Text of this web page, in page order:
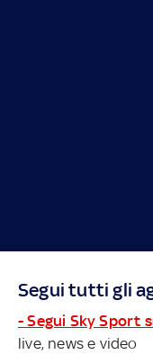
Segui tutti gli
- Segui Sky Sport
live, news e video